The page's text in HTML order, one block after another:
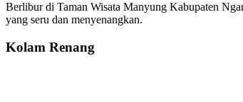
Berlibur di Taman Wisata Manyung Kabupaten
yang seru dan menyenangkan.
Kolam Renang